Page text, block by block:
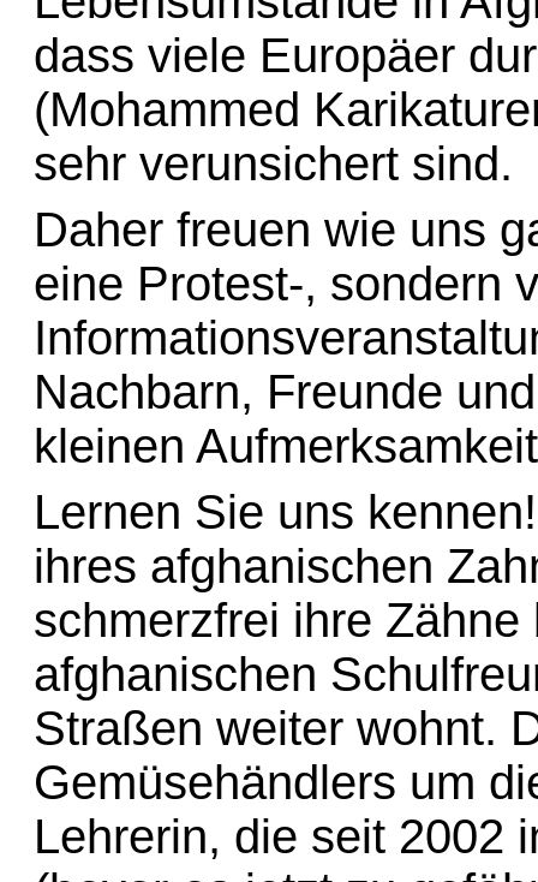
dass viele Europäer
(Mohammed
sehr verunsichert sind.
Daher freuen wie uns
eine Protest-, sondern
Nachbarn, Freunde
kleinen
Lernen Sie uns
ihres afghanischen
schmerzfrei ihre
afghanischen
Straßen weiter wohnt.
Gemüsehändlers um
Lehrerin, die seit 2002